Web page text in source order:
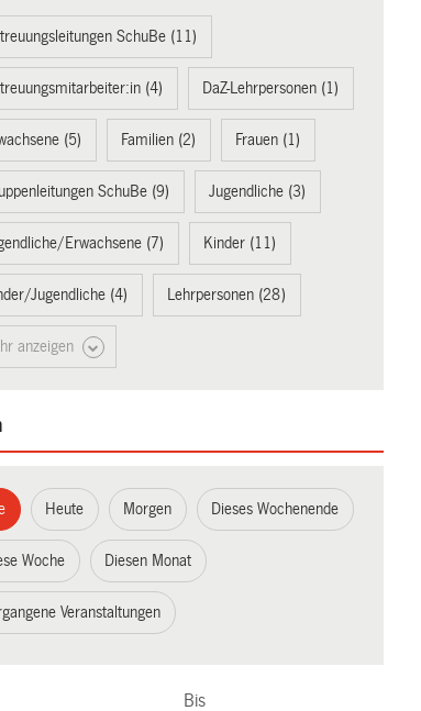
SchuBe (11)
(4) DaZ-Lehrpersonen (1)
(5) Familien (2) Frauen (1)
SchuBe (9) Jugendliche (3)
Erwachsene (7) Kinder (11)
Jugendliche (4) Lehrpersonen (28)
anzeigen
Heute Morgen Dieses Wochenende
Woche Diesen Monat
Veranstaltungen
Bis